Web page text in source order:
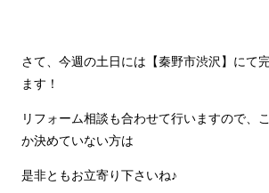
さて、今週の土日には【秦野市渋沢】にて
ます！
リフォーム相談も合わせて行いますので、
か決めていない方は
是非ともお立寄り下さいね♪